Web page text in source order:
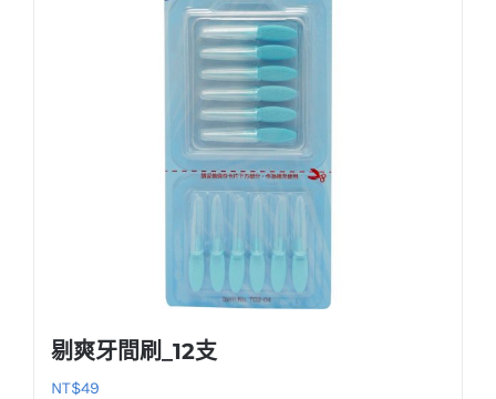
剔爽牙間刷_12支
NT$49